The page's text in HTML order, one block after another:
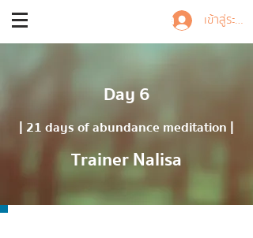
เข้าสู่ระบบ
Trainer Nalisa
Day 6
| 21 days of abundance meditation |
Trainer Nalisa